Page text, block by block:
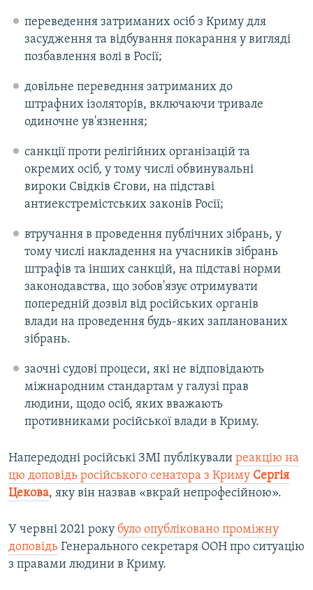
переведення затриманих осіб з Криму для
засудження та відбування покарання у вигляді
позбавлення волі в Росії;
довільне переведння затриманих до
штрафних ізоляторів, включаючи тривале
одиночне ув'язнення;
санкції проти релігійних організацій та
окремих осіб, у тому числі обвинувальні
вироки Свідків Єгови, на підставі
антиекстремістських законів Росії;
втручання в проведення публічних зібрань, у
тому числі накладення на учасників зібрань
штрафів та інших санкцій, на підставі норми
законодавства, що зобов'язує отримувати
попередній дозвіл від російських органів
влади на проведення будь-яких запланованих
зібрань.
заочні судові процеси, які не відповідають
міжнародним стандартам у галузі прав
людини, щодо осіб, яких вважають
противниками російської влади в Криму.
Напередодні російські ЗМІ публікували реакцію на
цю доповідь російського сенатора з Криму Сергія
Цекова, яку він назвав «вкрай непрофесійною».
У червні 2021 року було опубліковано проміжну
доповідь Генерального секретаря ООН про ситуацію
з правами людини в Криму.